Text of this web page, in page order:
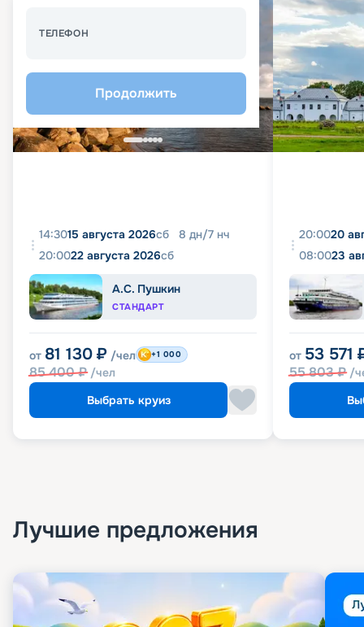
ТЕЛЕФОН
Продолжить
14:3015 августа 2026сб 8 дн/7 нч
20:0022 августа 2026сб
А.С. Пушкин
СТАНДАРТ
от 81 130 ₽ /чел
85 400₽ /чел
+1 000
Выбрать круиз
20:0020
08:0023
от 53 571
55 803₽ /
Лучшие предложения